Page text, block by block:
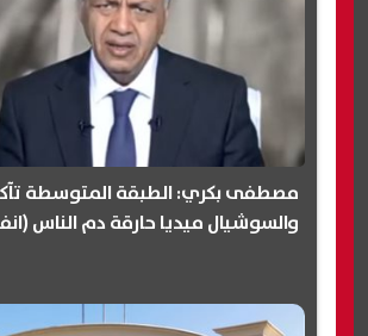
مصطفى بكري: الطبقة المتوسطة
والسوشيال ميديا حارقة دم الناس